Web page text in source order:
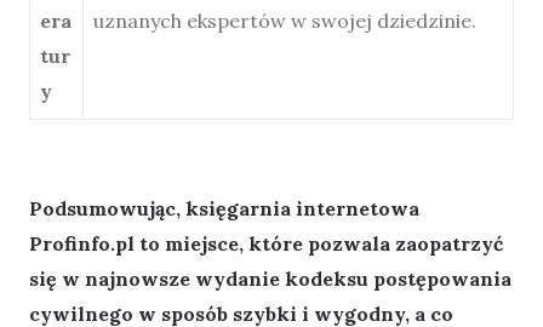
era
tur
y
uznanych ekspertów w swojej dziedzinie.
Podsumowując, księgarnia internetowa
Profinfo.pl to miejsce, które pozwala zaopatrzyć
się w najnowsze wydanie kodeksu postępowania
cywilnego w sposób szybki i wygodny, a co